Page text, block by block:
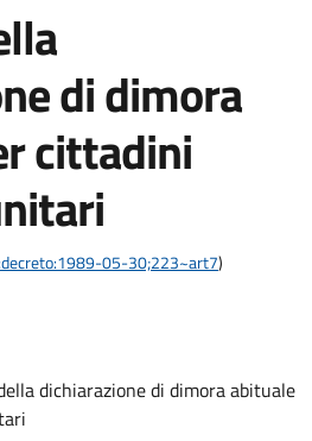
di dimora
cittadini
05-30;223~art7)
dichiarazione di dimora abituale